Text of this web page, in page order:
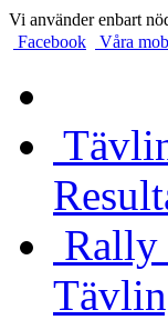
Vi använder enbart
Facebook
Våra